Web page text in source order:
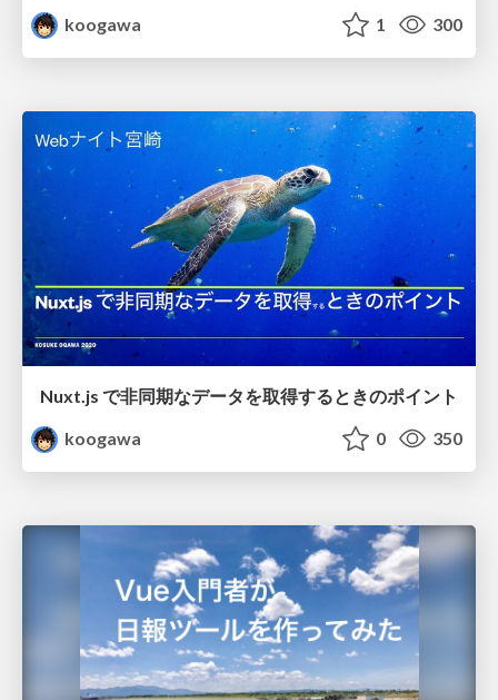
koogawa
1 300
Nuxt.js で非同期なデータを取得するときのポイント
koogawa
0 350